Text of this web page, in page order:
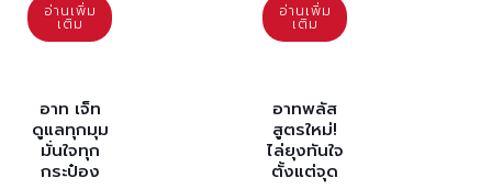
อ่านเพิ่ม
เติม
อ่านเพิ่ม
เติม
อาท เจ็ท
ดูแลทุกมุม
มั่นใจทุก
กระป๋อง
อาทพลัส
สูตรใหม่!
ไล่ยุงทันใจ
ตั้งแต่จุด